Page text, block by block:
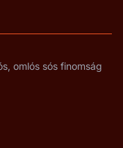
omlós sós finomság